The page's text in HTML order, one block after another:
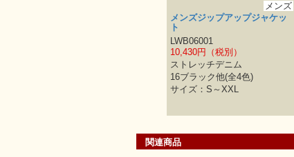
メンズ
メンズジップアップジャケッ
ト
LWB06001
10,430円（税別）
ストレッチデニム
16ブラック他(全4色)
サイズ：S～XXL
関連商品